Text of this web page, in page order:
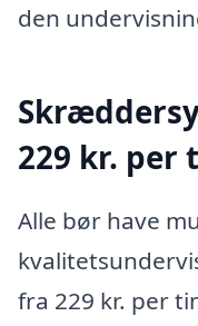
den
229 kr. per
Alle bør have
fra 229 kr. per